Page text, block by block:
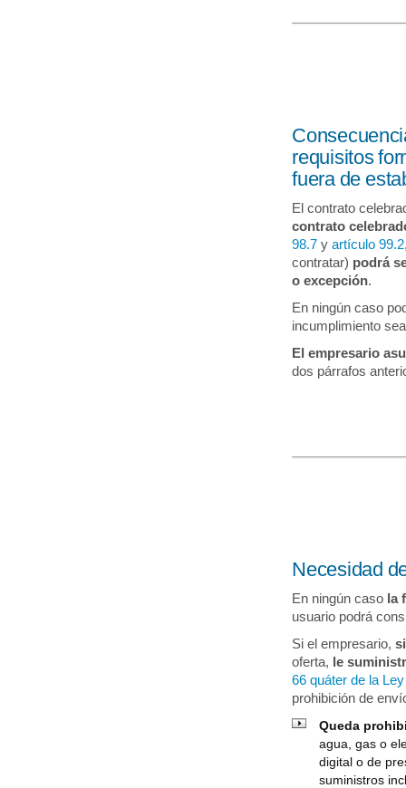
requisitos
fuera de
El contrato
contrato
98.7 yartículo 99.2
contratar) podrá
o excepción.
En ningún caso
incumplimiento
El empresario
dos párrafos
Necesidad
En ningún caso la
usuario podrá
Si el empresario,
oferta, le
66 quáter de la
prohibición de
Queda
agua, gas o
digital o de
suministros